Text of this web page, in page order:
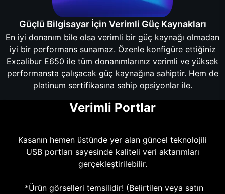
Güçlü Bilgisayar İçin Verimli Güç Kaynakları
En iyi donanım bile olsa verimli bir güç kaynağı olmadan
iyi bir performans sunamaz. Özenle konfigüre ettiğiniz
Excalibur E650 ile tüm donanımlarınız verimli ve yüksek
performansta çalışacak güç kaynağına sahiptir. Hem de
platinum sertifikasına sahip opsiyonlar ile.
Verimli Portlar
Kasanın hemen üstünde yer alan güncel teknolojili
USB portları sayesinde kaliteli veri aktarımları
gerçekleştirilebilir.
*Ürün görselleri temsilidir! (Belirtilen veya satın